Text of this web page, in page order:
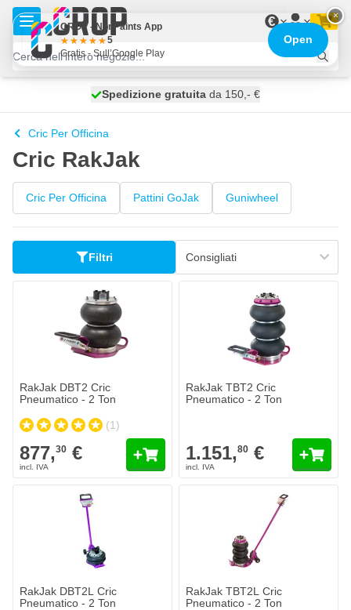
Salta al contenuto
€
spedito oggi
Spedizione gratuita da 150,- €
100 giorni
Cric Per Officina
Cric RakJak
Cric Per Officina Pattini GoJak Guniwheel
Filtri
RakJak DBT2 Cric
Pneumatico - 2 Ton
(1)
877,30 €
RakJak TBT2 Cric
Pneumatico - 2 Ton
1.151,80 €
RakJak DBT2L Cric
Pneumatico - 2 Ton
RakJak TBT2L Cric
Pneumatico - 2 Ton
×
CROP - NonPaints App
5
Gratis - Sull’Google Play
Open